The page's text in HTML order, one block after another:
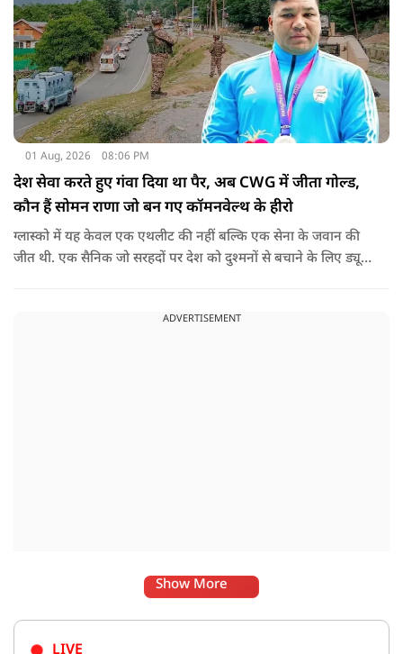
01 Aug, 2026 08:06 PM
देश सेवा करते हुए गंवा दिया था पैर, अब CWG में जीता गोल्ड,
कौन हैं सोमन राणा जो बन गए कॉमनवेल्थ के हीरो
ग्लास्को में यह केवल एक एथलीट की नहीं बल्कि एक सेना के जवान की
जीत थी. एक सैनिक जो सरहदों पर देश को दुश्मनों से बचाने के लिए ड्यूटी
ADVERTISEMENT
Show More